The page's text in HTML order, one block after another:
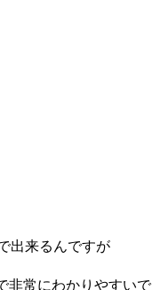
出来るんですが
非常にわかりやすいで